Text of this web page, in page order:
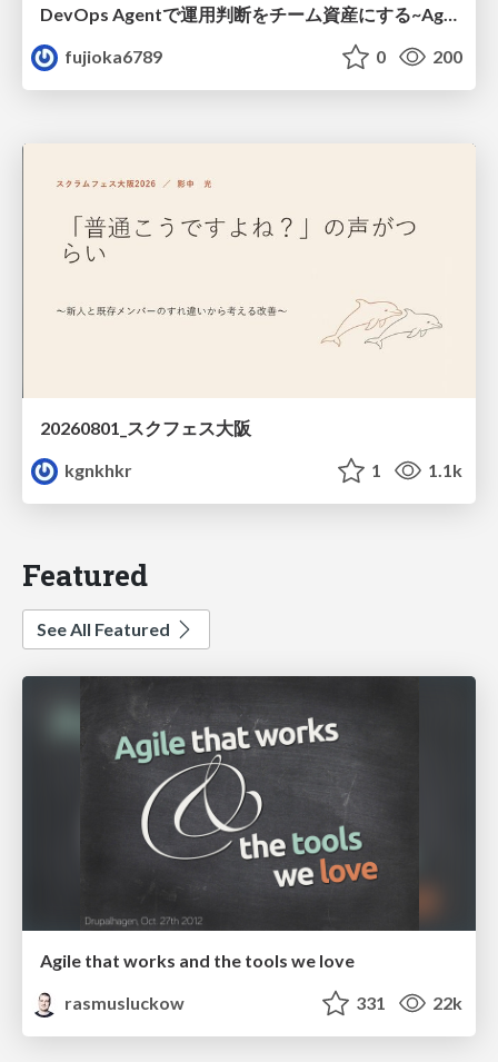
fujioka6789
0 200
20260801_スクフェス大阪
kgnkhkr
1 1.1k
Featured
See All Featured
Agile that works and the tools we love
rasmusluckow
331 22k